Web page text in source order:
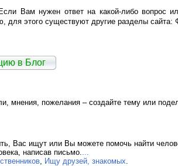
Вам нужен ответ на какой-либо вопрос
для этого существуют другие разделы
в Блог
мнения, пожелания – создайте тему или
Вас ищут или Вы можете помочь найти
написав письмо.
Ищу друзей, знакомых